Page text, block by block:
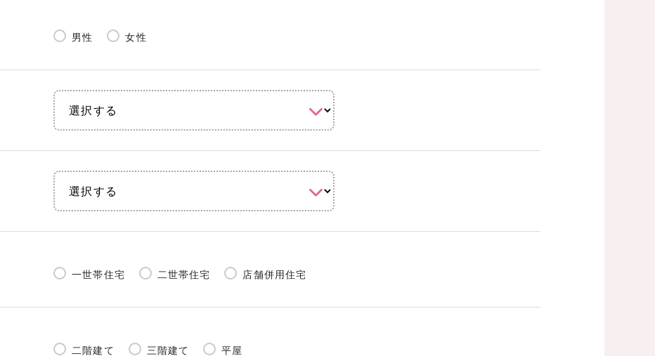
男性 女性
一世帯住宅 二世帯住宅 店舗併用住宅
二階建て 三階建て 平屋